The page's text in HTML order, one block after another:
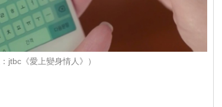
jtbc《愛上變身情人》）